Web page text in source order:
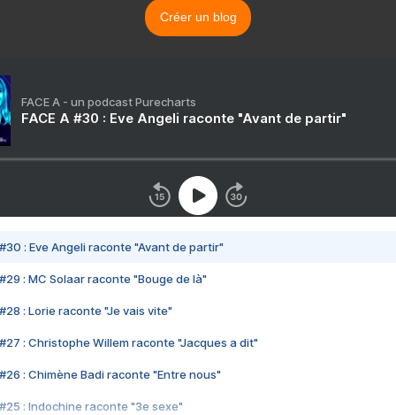
Créer un blog
FACE A - un podcast Purecharts
FACE A #30 : Eve Angeli raconte "Avant de partir"
#30 : Eve Angeli raconte "Avant de partir"
#29 : MC Solaar raconte "Bouge de là"
#28 : Lorie raconte "Je vais vite"
#27 : Christophe Willem raconte "Jacques a dit"
#26 : Chimène Badi raconte "Entre nous"
#25 : Indochine raconte "3e sexe"